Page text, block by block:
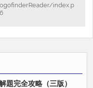
讓你迅速掌握實務脈動，
以爭點分析的方式帶領
爭議關鍵，完全攻略民
index.p
題完全攻略（三版）